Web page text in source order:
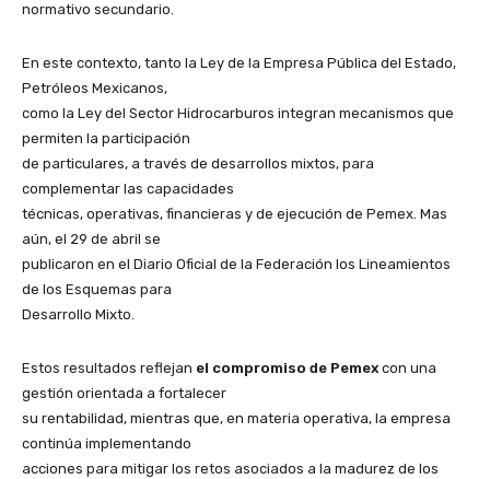
normativo secundario.
En este contexto, tanto la Ley de la Empresa Pública del Estado,
Petróleos Mexicanos,
como la Ley del Sector Hidrocarburos integran mecanismos que
permiten la participación
de particulares, a través de desarrollos mixtos, para
complementar las capacidades
técnicas, operativas, financieras y de ejecución de Pemex. Mas
aún, el 29 de abril se
publicaron en el Diario Oficial de la Federación los Lineamientos
de los Esquemas para
Desarrollo Mixto.
Estos resultados reflejan el compromiso de Pemex con una
gestión orientada a fortalecer
su rentabilidad, mientras que, en materia operativa, la empresa
continúa implementando
acciones para mitigar los retos asociados a la madurez de los